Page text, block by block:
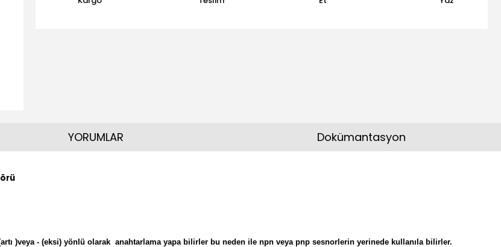
)veya - (eksi) yönlü olarak anahtarlama yapa bilirler bu neden ile npn veya pnp sesnorlerin yerinede kullanıla bilirler.
YORUMLAR Dokümantasyon